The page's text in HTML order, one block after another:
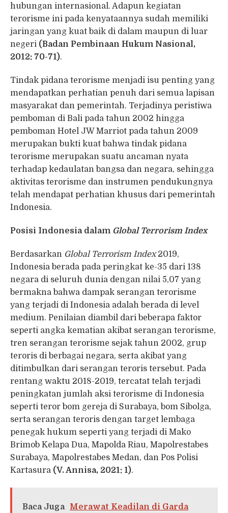
hubungan internasional. Adapun kegiatan
terorisme ini pada kenyataannya sudah memiliki
jaringan yang kuat baik di dalam maupun di luar
negeri (Badan Pembinaan Hukum Nasional,
2012: 70-71).
Tindak pidana terorisme menjadi isu penting yang
mendapatkan perhatian penuh dari semua lapisan
masyarakat dan pemerintah. Terjadinya peristiwa
pemboman di Bali pada tahun 2002 hingga
pemboman Hotel JW Marriot pada tahun 2009
merupakan bukti kuat bahwa tindak pidana
terorisme merupakan suatu ancaman nyata
terhadap kedaulatan bangsa dan negara, sehingga
aktivitas terorisme dan instrumen pendukungnya
telah mendapat perhatian khusus dari pemerintah
Indonesia.
Posisi Indonesia dalam Global Terrorism Index
Berdasarkan Global Terrorism Index2019,
Indonesia berada pada peringkat ke-35 dari 138
negara di seluruh dunia dengan nilai 5,07 yang
bermakna bahwa dampak serangan terorisme
yang terjadi di Indonesia adalah berada di level
medium. Penilaian diambil dari beberapa faktor
seperti angka kematian akibat serangan terorisme,
tren serangan terorisme sejak tahun 2002, grup
teroris di berbagai negara, serta akibat yang
ditimbulkan dari serangan teroris tersebut. Pada
rentang waktu 2018-2019, tercatat telah terjadi
peningkatan jumlah aksi terorisme di Indonesia
seperti teror bom gereja di Surabaya, bom Sibolga,
serta serangan teroris dengan target lembaga
penegak hukum seperti yang terjadi di Mako
Brimob Kelapa Dua, Mapolda Riau, Mapolrestabes
Surabaya, Mapolrestabes Medan, dan Pos Polisi
Kartasura (V. Annisa, 2021: 1).
Baca Juga Merawat Keadilan di Garda